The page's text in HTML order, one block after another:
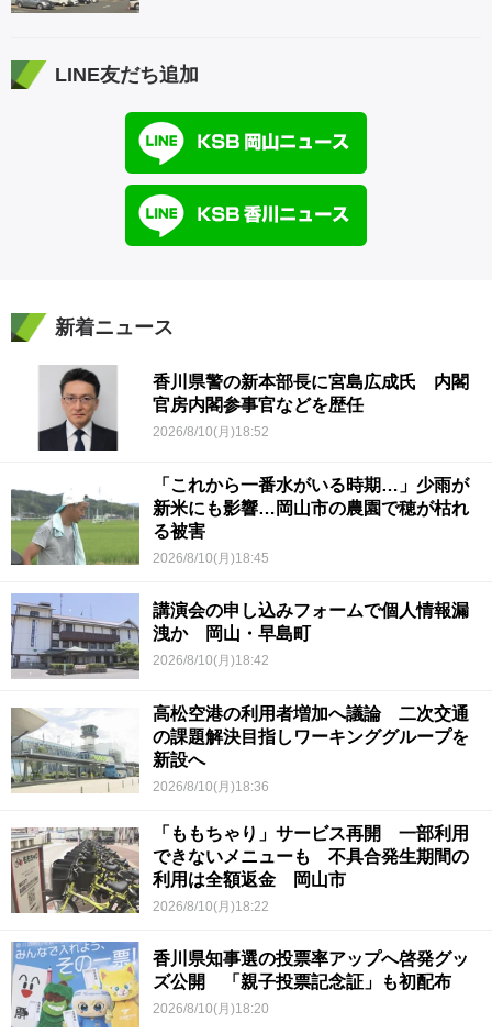
LINE友だち追加
新着ニュース
香川県警の新本部長に宮島広成氏 内閣
官房内閣参事官などを歴任
2026/8/10(月)18:52
「これから一番水がいる時期…」少雨が
新米にも影響…岡山市の農園で穂が枯れ
る被害
2026/8/10(月)18:45
講演会の申し込みフォームで個人情報漏
洩か 岡山・早島町
2026/8/10(月)18:42
高松空港の利用者増加へ議論 二次交通
の課題解決目指しワーキンググループを
新設へ
2026/8/10(月)18:36
「ももちゃり」サービス再開 一部利用
できないメニューも 不具合発生期間の
利用は全額返金 岡山市
2026/8/10(月)18:22
香川県知事選の投票率アップへ啓発グッ
ズ公開 「親子投票記念証」も初配布
2026/8/10(月)18:20